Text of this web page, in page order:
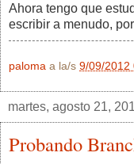
Ahora tengo que
escribir a menudo,
paloma a la/s 9/09/2012
martes, agosto 21,
Probando